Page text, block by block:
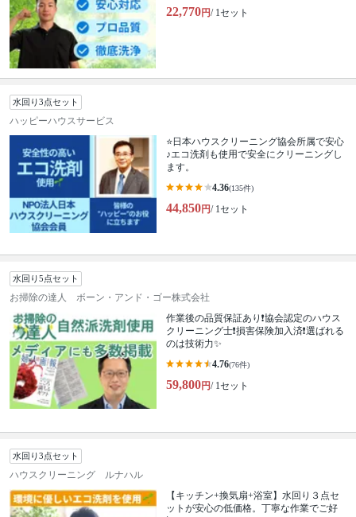
22,770円/ 1セット
水回り3点セット
ハッピーハウスサービス
⭐️日本ハウスクリーニング協会所属で安心
♪エコ洗剤も使用で安全にクリーニングし
ます。
4.36(135件)
44,850円/ 1セット
水回り5点セット
お掃除の達人 ボーン・アンド・ゴー株式会社
作業後の品質保証あり❗️協会認定のハウス
クリーニング士❗️損害保険加入済❗️選ばれる
のは技術力✨
4.76(76件)
59,800円/ 1セット
水回り3点セット
ハウスクリーニング ルナハル
【キッチン+換気扇+浴室】水回り３点セ
ットが安心の低価格。丁寧な作業でご好